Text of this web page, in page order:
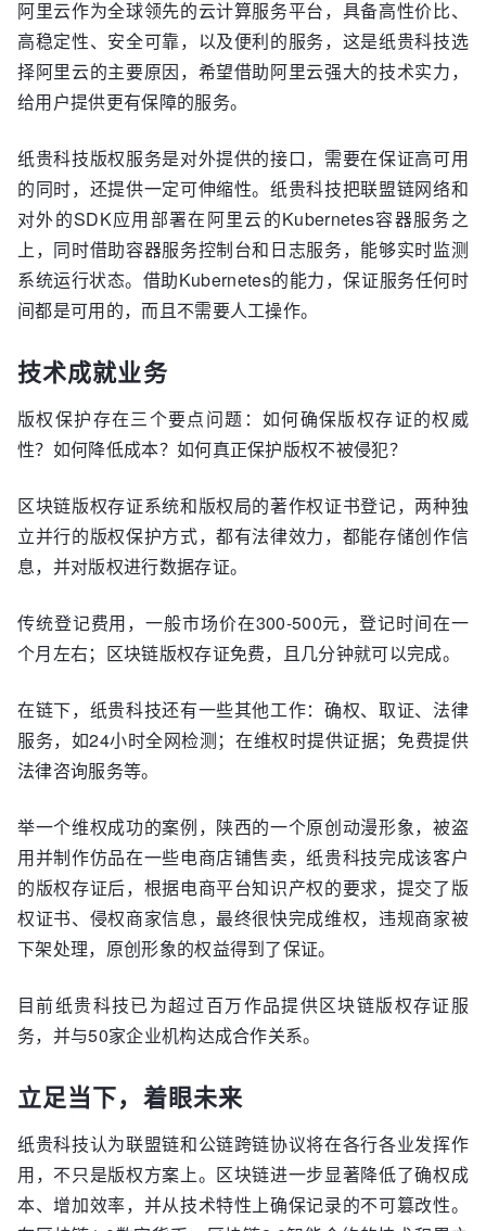
阿里云作为全球领先的云计算服务平台，具备高性价比、
高稳定性、安全可靠，以及便利的服务，这是纸贵科技选
择阿里云的主要原因，希望借助阿里云强大的技术实力，
给用户提供更有保障的服务。
纸贵科技版权服务是对外提供的接口，需要在保证高可用
的同时，还提供一定可伸缩性。纸贵科技把联盟链网络和
对外的SDK应用部署在阿里云的Kubernetes容器服务之
上，同时借助容器服务控制台和日志服务，能够实时监测
系统运行状态。借助Kubernetes的能力，保证服务任何时
间都是可用的，而且不需要人工操作。
技术成就业务
版权保护存在三个要点问题：如何确保版权存证的权威
性？如何降低成本？如何真正保护版权不被侵犯？
区块链版权存证系统和版权局的著作权证书登记，两种独
立并行的版权保护方式，都有法律效力，都能存储创作信
息，并对版权进行数据存证。
传统登记费用，一般市场价在300-500元，登记时间在一
个月左右；区块链版权存证免费，且几分钟就可以完成。
在链下，纸贵科技还有一些其他工作：确权、取证、法律
服务，如24小时全网检测；在维权时提供证据；免费提供
法律咨询服务等。
举一个维权成功的案例，陕西的一个原创动漫形象，被盗
用并制作仿品在一些电商店铺售卖，纸贵科技完成该客户
的版权存证后，根据电商平台知识产权的要求，提交了版
权证书、侵权商家信息，最终很快完成维权，违规商家被
下架处理，原创形象的权益得到了保证。
目前纸贵科技已为超过百万作品提供区块链版权存证服
务，并与50家企业机构达成合作关系。
立足当下，着眼未来
纸贵科技认为联盟链和公链跨链协议将在各行各业发挥作
用，不只是版权方案上。区块链进一步显著降低了确权成
本、增加效率，并从技术特性上确保记录的不可篡改性。